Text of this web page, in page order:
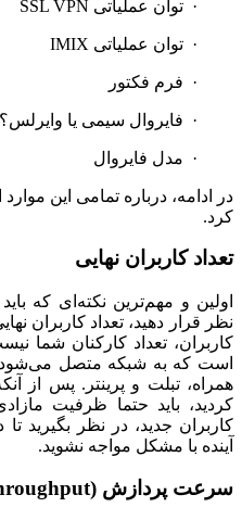
· توان عملیاتی SSL VPN
· توان عملیاتی IMIX
· فرم فکتور
· فایروال سیمی یا وایرلس؟
· مدل فایروال
در ادامه، درباره تمامی این
کرد.
تعداد کاربران نهایی
اولین و مهم‌ترین نکته‌ای که
نظر قرار دهید، تعداد کاربران
کاربران، تعداد کارکنان شما
است که به شبکه متصل می‌شود،
همراه، تبلت و پرینتر. پس از
کردید، باید حتما ظرفیت
کاربران جدید، در نظر بگیرید
آینده با مشکل مواجه نشوید.
سرعت پردازش (